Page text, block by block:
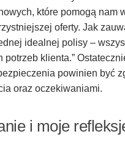
które pomogą nam
oferty. Jak
idealnej polisy –
potrzeb klienta.”
powinien być
oraz oczekiwaniami.
i moje